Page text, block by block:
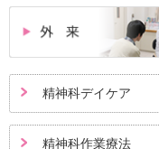
精神科デイケア
精神科作業療法